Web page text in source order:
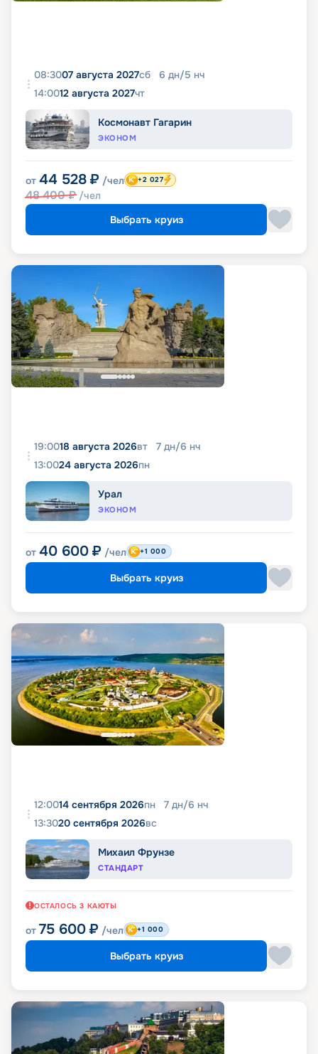
08:3007 августа 2027сб 6 дн/5 нч
14:0012 августа 2027чт
Космонавт Гагарин
ЭКОНОМ
от 44 528 ₽ /чел
48 400₽ /чел
+2 027
Выбрать круиз
19:0018 августа 2026вт 7 дн/6 нч
13:0024 августа 2026пн
Урал
ЭКОНОМ
от 40 600 ₽ /чел +1 000
Выбрать круиз
12:0014 сентября 2026пн 7 дн/6 нч
13:3020 сентября 2026вс
Михаил Фрунзе
СТАНДАРТ
ОСТАЛОСЬ 3 КАЮТЫ
от 75 600 ₽ /чел +1 000
Выбрать круиз